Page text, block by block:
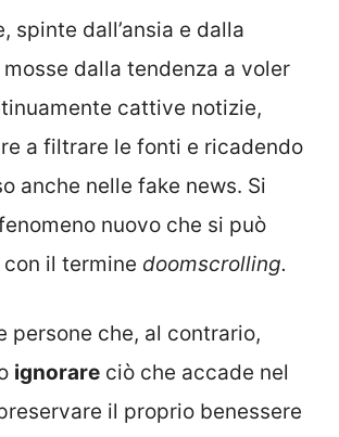
spinte dall’ansia e dalla
mosse dalla tendenza a voler
cattive notizie,
a filtrare le fonti e ricadendo
anche nelle fake news. Si
nuovo che si può
il termine doomscrolling.
persone che, al contrario,
ignorare ciò che accade nel
il proprio benessere